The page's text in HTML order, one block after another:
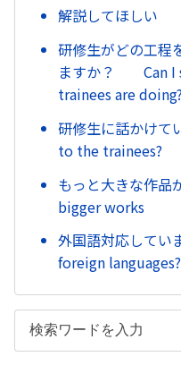
解説してほしい
研修生がどの工程
ますか？ Can I
trainees are
研修生に話かけ
to the trainees?
もっと大きな作
bigger works
外国語対応して
foreign languages?